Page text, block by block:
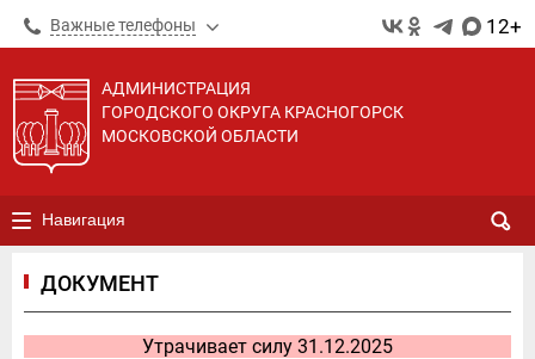
Важные телефоны 12+
АДМИНИСТРАЦИЯ
ГОРОДСКОГО ОКРУГА КРАСНОГОРСК
МОСКОВСКОЙ ОБЛАСТИ
Навигация
ДОКУМЕНТ
Утрачивает силу 31.12.2025